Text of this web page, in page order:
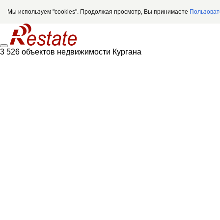
Мы используем "cookies". Продолжая просмотр, Вы принимаете
3 526 объектов недвижимости Кургана